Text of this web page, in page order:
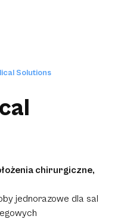
Solutions
chirurgiczne,
jednorazowe dla sal